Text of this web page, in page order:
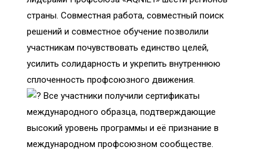
страны. Совместная работа, совместный поиск
решений и совместное обучение позволили
участникам почувствовать единство целей,
усилить солидарность и укрепить внутреннюю
сплоченность профсоюзного движения.
Все участники получили сертификаты
международного образца, подтверждающие
высокий уровень программы и её признание в
международном профсоюзном сообществе.